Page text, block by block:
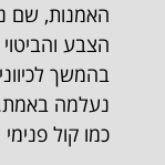
האמנות, שם
הצבע
בהמשך
נעלמה
כמו קול